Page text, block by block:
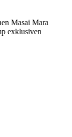
Masai Mara
exklusiven